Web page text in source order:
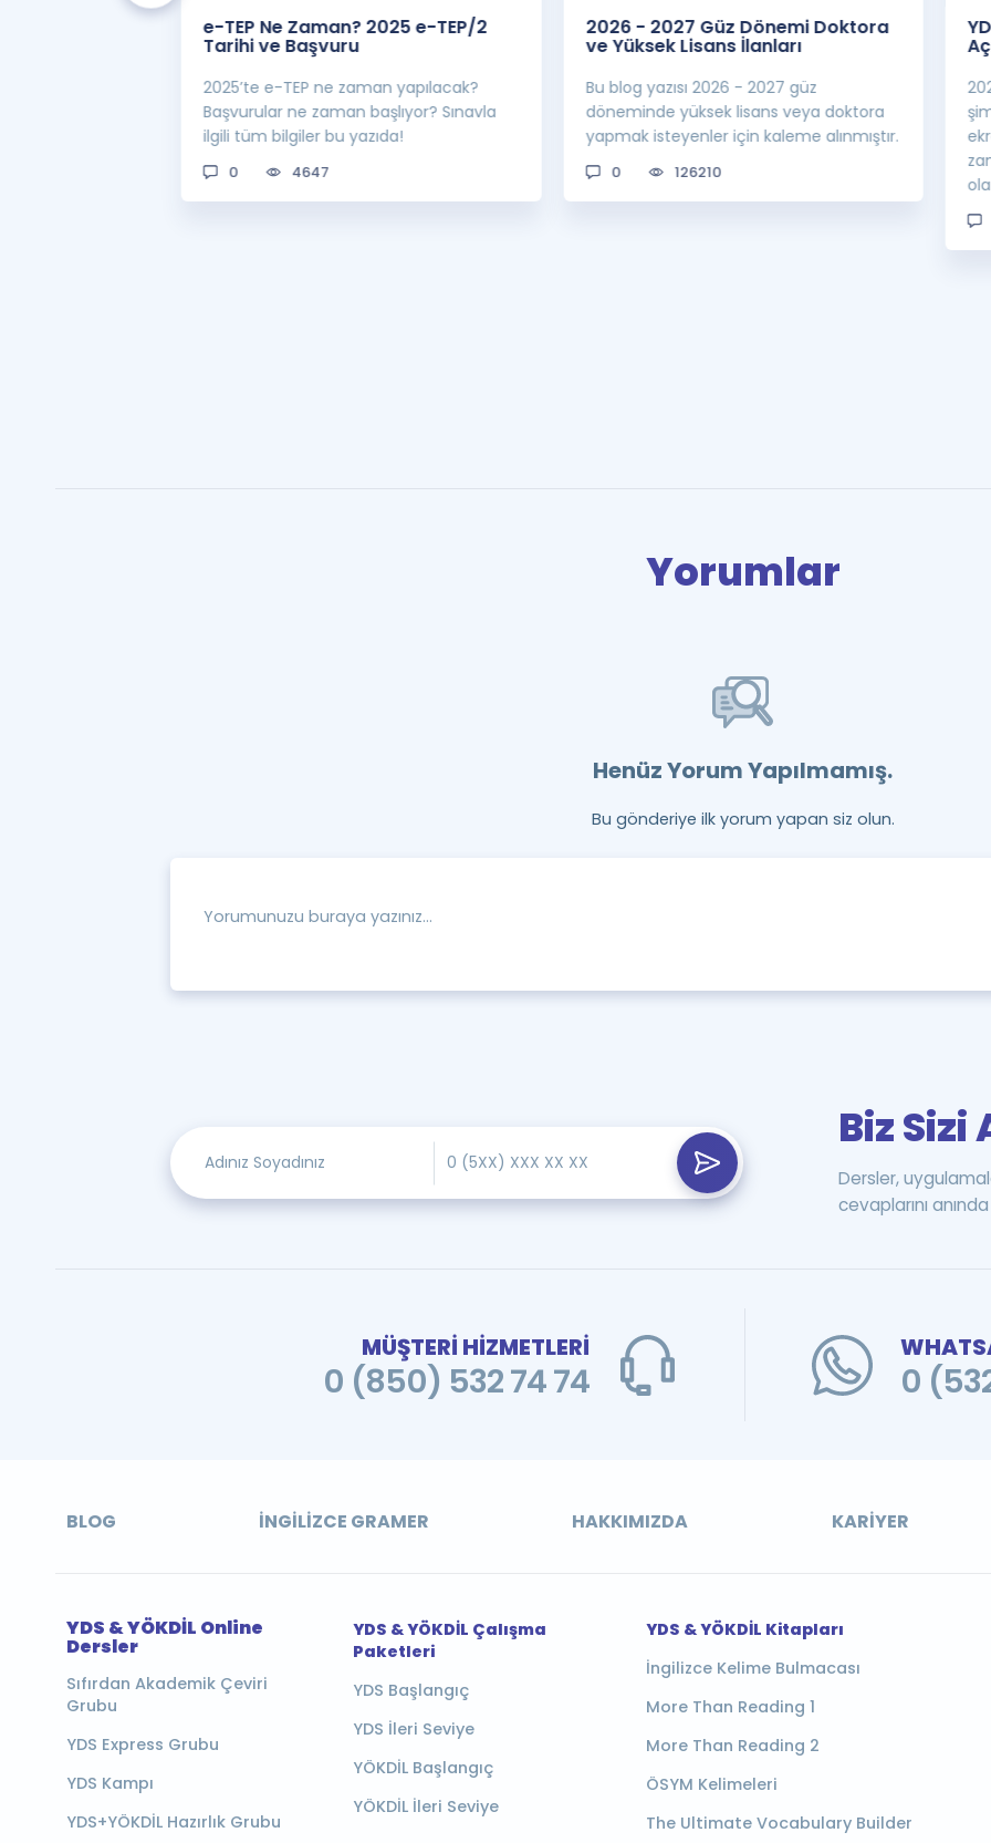
e-TEP Ne Zaman? 2025 e-TEP/2
Tarihi ve Başvuru
2025’te e-TEP ne zaman yapılacak?
Başvurular ne zaman başlıyor? Sınavla
ilgili tüm bilgiler bu yazıda!
0 4647
2026 - 2027 Güz Dönemi Doktora
ve Yüksek Lisans İlanları
Bu blog yazısı 2026 - 2027 güz
döneminde yüksek lisans veya doktora
yapmak isteyenler için kaleme alınmıştır.
0 126210
Yorumlar
Henüz Yorum Yapılmamış.
Bu gönderiye ilk yorum yapan siz olun.
Biz Sizi
Dersler,
cevaplarını anında
MÜŞTERİ HİZMETLERİ
0 (850) 532 74 74 0
BLOG İNGILIZCE GRAMER HAKKIMIZDA KARIYER
YDS & YÖKDİL Online
Dersler
Sıfırdan Akademik Çeviri
Grubu
YDS Express Grubu
YDS Kampı
YDS+YÖKDİL Hazırlık Grubu
YDS & YÖKDİL Çalışma
Paketleri
YDS Başlangıç
YDS İleri Seviye
YÖKDİL Başlangıç
YÖKDİL İleri Seviye
YDS & YÖKDİL Kitapları
İngilizce Kelime Bulmacası
More Than Reading 1
More Than Reading 2
ÖSYM Kelimeleri
The Ultimate Vocabulary Builder